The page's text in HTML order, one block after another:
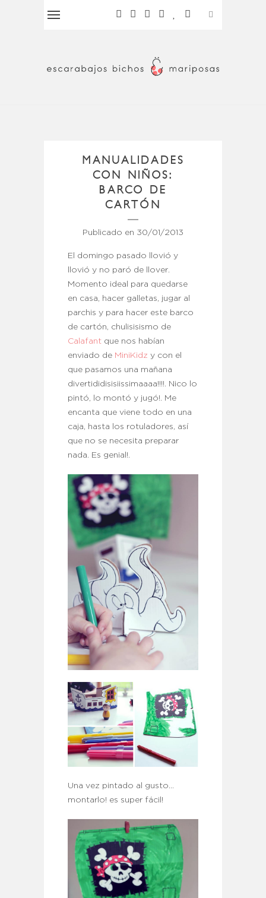
MANUALIDADES
CON NIÑOS:
BARCO DE
CARTÓN
Publicado en 30/01/2013
El domingo pasado llovió y
llovió y no paró de llover.
Momento ideal para quedarse
en casa, hacer galletas, jugar al
parchis y para hacer este barco
de cartón, chulisisismo de
Calafant que nos habían
enviado de MiniKidz y con el
que pasamos una mañana
divertididisisiissimaaaa!!!!. Nico lo
pintó, lo montó y jugó!. Me
encanta que viene todo en una
caja, hasta los rotuladores, así
que no se necesita preparar
nada. Es genial!.
Una vez pintado al gusto…
montarlo! es super fácil!